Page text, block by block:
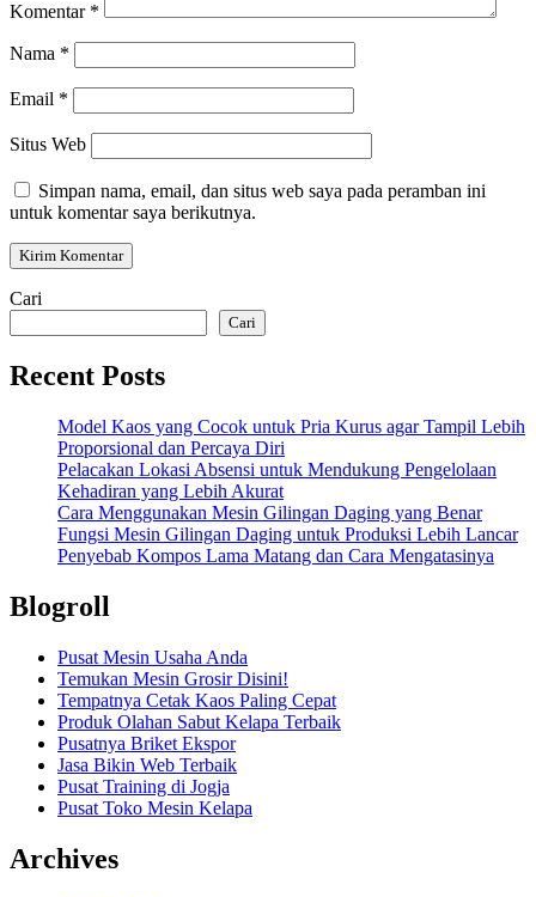
Komentar *
Nama *
Email *
Situs Web
Simpan nama, email, dan situs web saya pada peramban ini
untuk komentar saya berikutnya.
Cari
Cari
Recent Posts
Model Kaos yang Cocok untuk Pria Kurus agar Tampil Lebih
Proporsional dan Percaya Diri
Pelacakan Lokasi Absensi untuk Mendukung Pengelolaan
Kehadiran yang Lebih Akurat
Cara Menggunakan Mesin Gilingan Daging yang Benar
Fungsi Mesin Gilingan Daging untuk Produksi Lebih Lancar
Penyebab Kompos Lama Matang dan Cara Mengatasinya
Blogroll
Pusat Mesin Usaha Anda
Temukan Mesin Grosir Disini!
Tempatnya Cetak Kaos Paling Cepat
Produk Olahan Sabut Kelapa Terbaik
Pusatnya Briket Ekspor
Jasa Bikin Web Terbaik
Pusat Training di Jogja
Pusat Toko Mesin Kelapa
Archives